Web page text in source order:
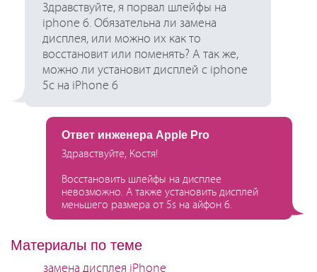
Здравствуйте, я порвал шлейфы на
iphone 6. Обязательна ли замена
дисплея, или можно их как то
восстановит или поменять? А так же,
можно ли установит дисплей с iphone
5c на iPhone 6
Ответ инженера Apple Pro
Здравствуйте, Костя!
Восстановить шлейфы на дисплее
невозможно. А также установить дисплей
меньшего размера от 5s на айфон 6.
Материалы по теме
замена дисплея iPhone